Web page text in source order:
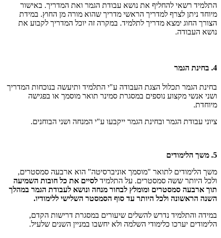
התלמיד רשאי להחליף את נושא עבודת הגמר ואת המדריך. באישור
מיוחד ניתן לצרף למדריך הראשי מדריך שהוא מורה מן החוץ. במידת
הצורך החוג ימצא מדריך לתלמיד. במקרה זה יוכל המדריך לקבוע את
נושא העבודה.
4. בחינת הגמר
בחינת הגמר תכלול הצגת העבודה ע"י התלמיד ותיעשה בנוכחות המדריך
ושני אנשי מקצוע נוספים במסגרת סמינר תואר מוסמך או בפגישה
מיוחדת.
ציוני עבודת הגמר ובחינת הגמר ייקבעו ע"י המנחה ושני הבוחנים.
5. משך הלימודים
משך הלימודים לתואר "מוסמך אוניברסיטה" הוא ארבעה סמסטרים,
ולכל היותר ששה סמסטרים. על התלמיד לסיים את כל חובות השמיעה
תוך ארבעה סמסטרים ומומלץ לבחור מנחה ונושא לעבודת הגמר במהלך
השנה הראשונה ולכל היותר עד סוף הסמסטר השלישי ללימודיו.
במידה והתלמיד נדרש להשלים שיעורים במסגרת דרישות הקדם,
הלימודים יערכו כלימודי השלמה ולא יחשבו במניין השנים שלעיל.